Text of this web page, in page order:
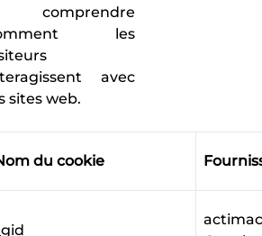
comprendre
les
avec
sites web.
du cookie
_gid